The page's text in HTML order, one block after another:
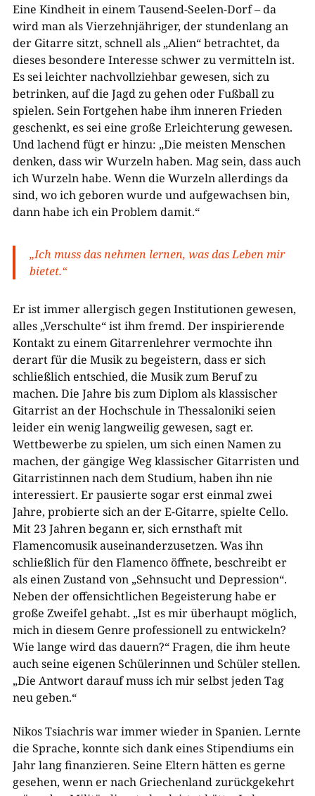
Eine Kindheit in einem Tausend-Seelen-Dorf – da
wird man als Vierzehnjähriger, der stundenlang an
der Gitarre sitzt, schnell als „Alien“ betrachtet, da
dieses besondere Interesse schwer zu vermitteln ist.
Es sei leichter nachvollziehbar gewesen, sich zu
betrinken, auf die Jagd zu gehen oder Fußball zu
spielen. Sein Fortgehen habe ihm inneren Frieden
geschenkt, es sei eine große Erleichterung gewesen.
Und lachend fügt er hinzu: „Die meisten Menschen
denken, dass wir Wurzeln haben. Mag sein, dass auch
ich Wurzeln habe. Wenn die Wurzeln allerdings da
sind, wo ich geboren wurde und aufgewachsen bin,
dann habe ich ein Problem damit.“
„Ich muss das nehmen lernen, was das Leben mir
bietet.“
Er ist immer allergisch gegen Institutionen gewesen,
alles „Verschulte“ ist ihm fremd. Der inspirierende
Kontakt zu einem Gitarrenlehrer vermochte ihn
derart für die Musik zu begeistern, dass er sich
schließlich entschied, die Musik zum Beruf zu
machen. Die Jahre bis zum Diplom als klassischer
Gitarrist an der Hochschule in Thessaloniki seien
leider ein wenig langweilig gewesen, sagt er.
Wettbewerbe zu spielen, um sich einen Namen zu
machen, der gängige Weg klassischer Gitarristen und
Gitarristinnen nach dem Studium, haben ihn nie
interessiert. Er pausierte sogar erst einmal zwei
Jahre, probierte sich an der E-Gitarre, spielte Cello.
Mit 23 Jahren begann er, sich ernsthaft mit
Flamencomusik auseinanderzusetzen. Was ihn
schließlich für den Flamenco öffnete, beschreibt er
als einen Zustand von „Sehnsucht und Depression“.
Neben der offensichtlichen Begeisterung habe er
große Zweifel gehabt. „Ist es mir überhaupt möglich,
mich in diesem Genre professionell zu entwickeln?
Wie lange wird das dauern?“ Fragen, die ihm heute
auch seine eigenen Schülerinnen und Schüler stellen.
„Die Antwort darauf muss ich mir selbst jeden Tag
neu geben.“
Nikos Tsiachris war immer wieder in Spanien. Lernte
die Sprache, konnte sich dank eines Stipendiums ein
Jahr lang finanzieren. Seine Eltern hätten es gerne
gesehen, wenn er nach Griechenland zurückgekehrt